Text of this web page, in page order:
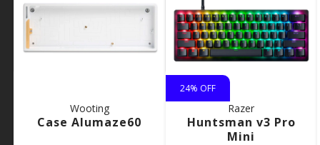
Wooting
Case Alumaze60
24% OFF
Razer
Huntsman v3 Pro
Mini